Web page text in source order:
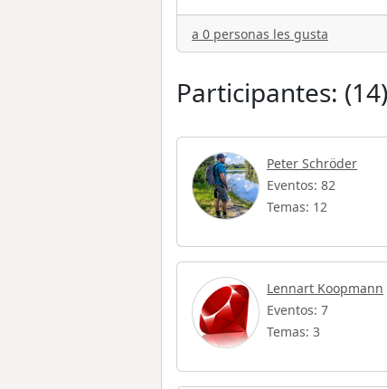
a 0 personas les gusta
Participantes: (14)
Peter Schröder
Eventos: 82
Temas: 12
Lennart Koopmann
Eventos: 7
Temas: 3